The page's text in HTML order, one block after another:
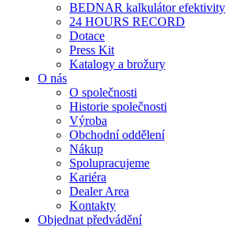
BEDNAR kalkulátor efektivity
24 HOURS RECORD
Dotace
Press Kit
Katalogy a brožury
O nás
O společnosti
Historie společnosti
Výroba
Obchodní oddělení
Nákup
Spolupracujeme
Kariéra
Dealer Area
Kontakty
Objednat předvádění